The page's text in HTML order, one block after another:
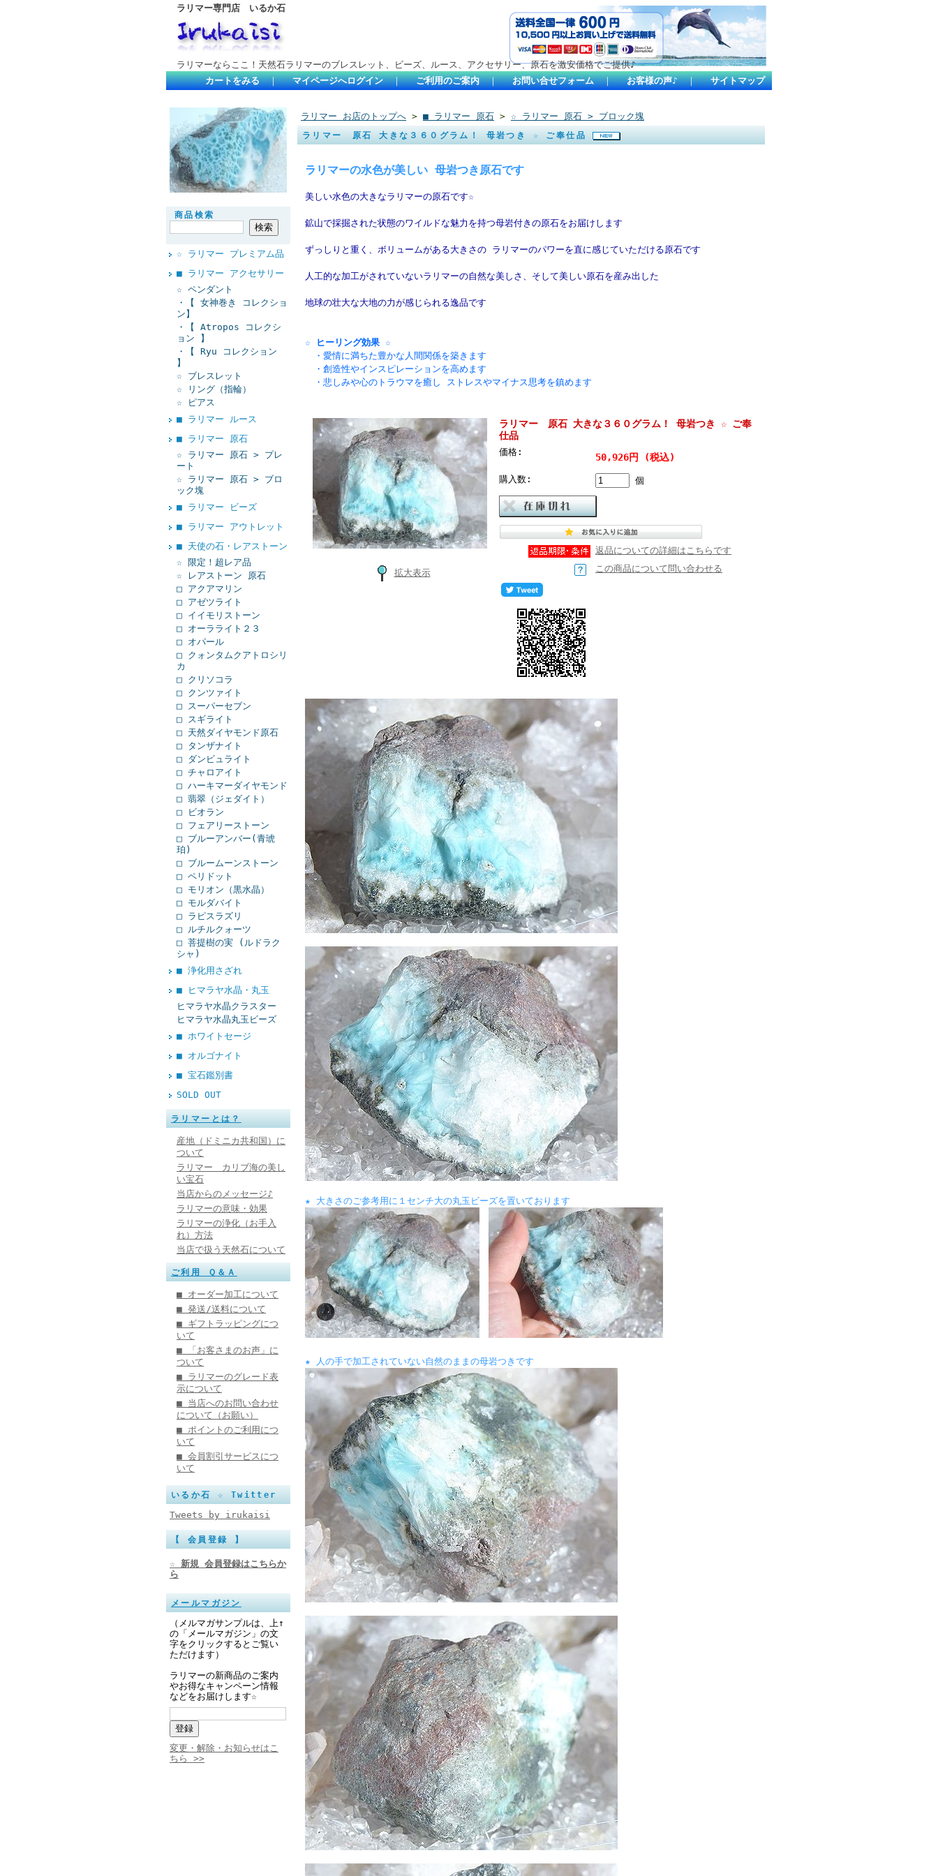
ラリマー専門店 いるか石
ラリマーならここ！天然石ラリマーのブレスレット、ビーズ、ルース、アクセサリー、原石を激安価格でご提供♪
カートをみる ｜ マイページへログイン ｜ ご利用のご案内 ｜ お問い合せフォーム ｜ お客様の声♪ ｜ サイトマップ
商品検索
☆ ラリマー プレミアム品
■ ラリマー アクセサリー
☆ ペンダント
・【 女神巻き コレクショ
ン】
・【 Atropos コレクシ
ョン 】
・【 Ryu コレクション
】
☆ ブレスレット
☆ リング（指輪）
☆ ピアス
■ ラリマー ルース
■ ラリマー 原石
☆ ラリマー 原石 > プレ
ート
☆ ラリマー 原石 > ブロ
ック塊
■ ラリマー ビーズ
■ ラリマー アウトレット
■ 天使の石・レアストーン
☆ 限定！超レア品
☆ レアストーン 原石
□ アクアマリン
□ アゼツライト
□ イイモリストーン
□ オーラライト２３
□ オパール
□ クォンタムクアトロシリ
カ
□ クリソコラ
□ クンツァイト
□ スーパーセブン
□ スギライト
□ 天然ダイヤモンド原石
□ タンザナイト
□ ダンビュライト
□ チャロアイト
□ ハーキマーダイヤモンド
□ 翡翠（ジェダイト）
□ ビオラン
□ フェアリーストーン
□ ブルーアンバー(青琥
珀)
□ ブルームーンストーン
□ ペリドット
□ モリオン（黒水晶）
□ モルダバイト
□ ラピスラズリ
□ ルチルクォーツ
□ 菩提樹の実 (ルドラク
シャ)
■ 浄化用さざれ
■ ヒマラヤ水晶・丸玉
ヒマラヤ水晶クラスター
ヒマラヤ水晶丸玉ビーズ
■ ホワイトセージ
■ オルゴナイト
■ 宝石鑑別書
SOLD OUT
ラリマーとは？
産地（ドミニカ共和国）に
ついて
ラリマー カリブ海の美し
い宝石
当店からのメッセージ♪
ラリマーの意味・効果
ラリマーの浄化（お手入
れ）方法
当店で扱う天然石について
ご利用 Ｑ＆Ａ
■ オーダー加工について
■ 発送/送料について
■ ギフトラッピングにつ
いて
■ 「お客さまのお声」に
ついて
■ ラリマーのグレード表
示について
■ 当店へのお問い合わせ
について（お願い）
■ ポイントのご利用につ
いて
■ 会員割引サービスにつ
いて
いるか石 ☆ Twitter
Tweets by irukaisi
【 会員登録 】
☆ 新規 会員登録はこちらか
ら
メールマガジン
（メルマガサンプルは、上↑
の「メールマガジン」の文
字をクリックするとご覧い
ただけます）
ラリマーの新商品のご案内
やお得なキャンペーン情報
などをお届けします☆
変更・解除・お知らせはこ
ちら >>
ラリマー お店のトップへ > ■ ラリマー 原石 > ☆ ラリマー 原石 > ブロック塊
ラリマー 原石 大きな３６０グラム！ 母岩つき ☆ ご奉仕品
ラリマーの水色が美しい 母岩つき原石です
美しい水色の大きなラリマーの原石です☆
鉱山で採掘された状態のワイルドな魅力を持つ母岩付きの原石をお届けします
ずっしりと重く、ボリュームがある大きさの ラリマーのパワーを直に感じていただける原石です
人工的な加工がされていないラリマーの自然な美しさ、そして美しい原石を産み出した
地球の壮大な大地の力が感じられる逸品です
☆ ヒーリング効果 ☆
・愛情に満ちた豊かな人間関係を築きます
・創造性やインスピレーションを高めます
・悲しみや心のトラウマを癒し ストレスやマイナス思考を鎮めます
拡大表示
ラリマー 原石 大きな３６０グラム！ 母岩つき ☆ ご奉
仕品
価格: 50,926円 (税込)
購入数: 個
返品についての詳細はこちらです
この商品について問い合わせる
★ 大きさのご参考用に１センチ大の丸玉ビーズを置いております
★ 人の手で加工されていない自然のままの母岩つきです